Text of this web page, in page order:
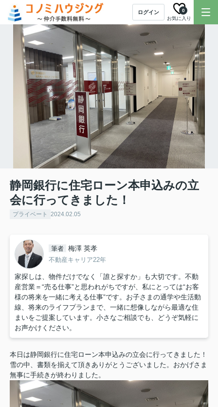
ログイン
お気に入り
0
静岡銀行に住宅ローン本申込みの立
会に行ってきました！
プライベート 2024.02.05
筆者 梅澤 英孝
不動産キャリア22年
家探しは、物件だけでなく「誰と探すか」も大切です。不動
産営業＝“売る仕事”と思われがちですが、私にとっては“お客
様の将来を一緒に考える仕事”です。お子さまの通学や生活動
線、将来のライフプランまで、一緒に想像しながら最適な住
まいをご提案しています。小さなご相談でも、どうぞ気軽に
お声かけください。
本日は静岡銀行に住宅ローン本申込みの立会に行ってきました！
雪の中、書類を揃えて頂きありがとうございました。おかげさま
無事に手続きが終わりました。